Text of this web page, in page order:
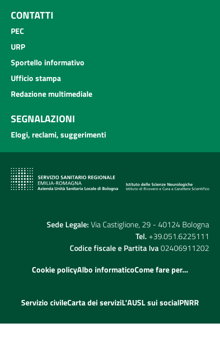
CONTATTI
PEC
URP
Sportello informativo
Ufficio stampa
Redazione multimediale
SEGNALAZIONI
Elogi, reclami, suggerimenti
Sede Legale: Via Castiglione, 29 - 40124 Bologna
Tel. +39.051.6225111
Codice fiscale e Partita Iva02406911202
Cookie policyAlbo informaticoCome fare per...
Servizio civileCarta dei serviziL'AUSL sui socialPNRR